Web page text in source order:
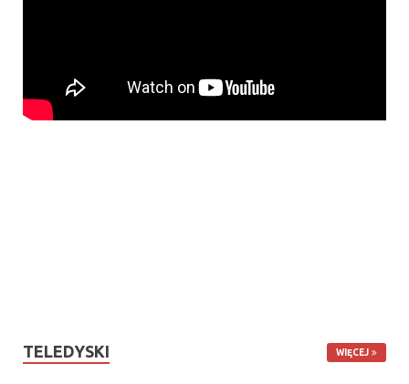
TELEDYSKI WIĘCEJ